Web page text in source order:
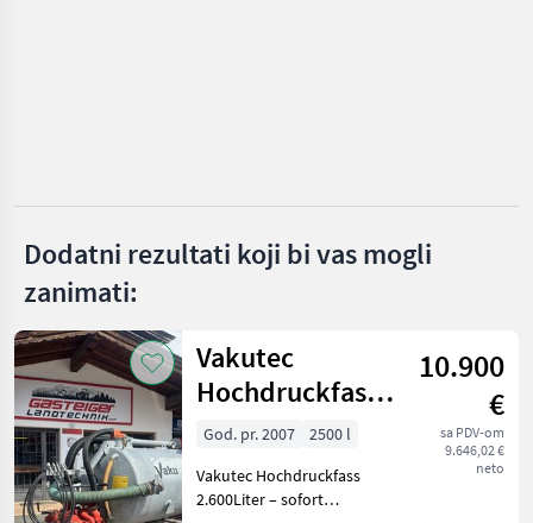
Dodatni rezultati koji bi vas mogli
zanimati:
Vakutec
Hochdruckfass
2600 Liter
10.900
€
sa PDV-om
9.646,02 €
neto
God. pr. 2007
2500 l
Vakutec Hochdruckfass
2.600Liter – sofort